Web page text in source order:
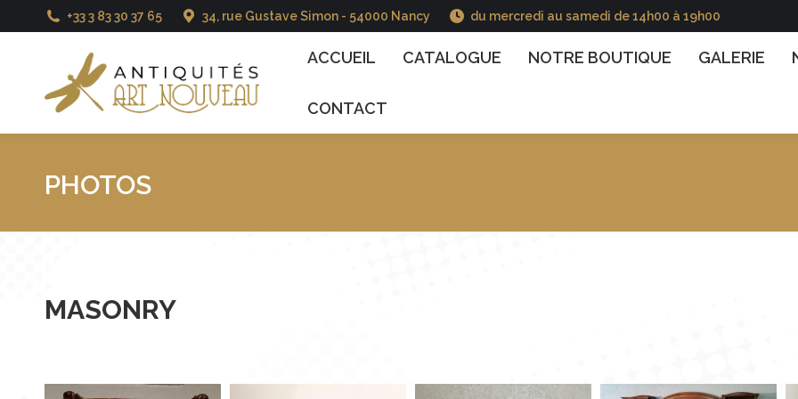
+33 3 83 30 37 65 34, rue Gustave Simon - 54000 Nancy du mercredi au samedi de 14h00 à 19h00
ACCUEIL CATALOGUE NOTRE BOUTIQUE GALERIE
CONTACT
PHOTOS
MASONRY
ACCUEIL CATALOGUE NOTRE BOUTIQUE GALERIE NOS